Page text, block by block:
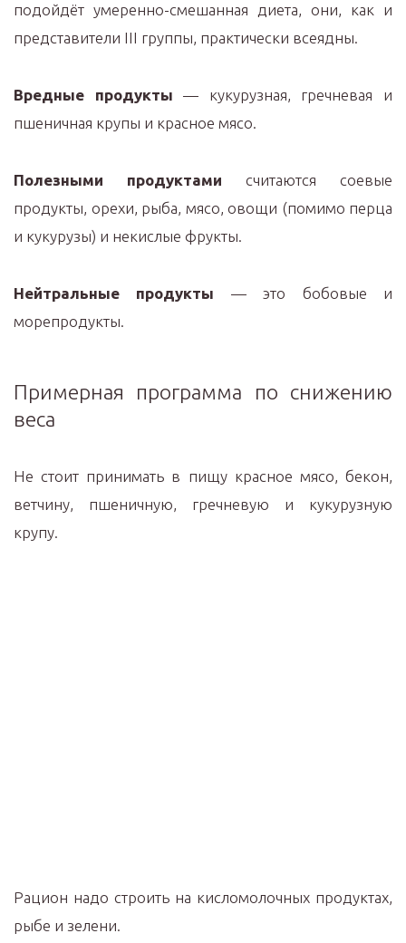
подойдёт умеренно-смешанная диета, они, как и
представители III группы, практически всеядны.
Вредные продукты — кукурузная, гречневая и
пшеничная крупы и красное мясо.
Полезными продуктами считаются соевые
продукты, орехи, рыба, мясо, овощи (помимо перца
и кукурузы) и некислые фрукты.
Нейтральные продукты — это бобовые и
морепродукты.
Примерная программа по снижению
веса
Не стоит принимать в пищу красное мясо, бекон,
ветчину, пшеничную, гречневую и кукурузную
крупу.
Рацион надо строить на кисломолочных продуктах,
рыбе и зелени.